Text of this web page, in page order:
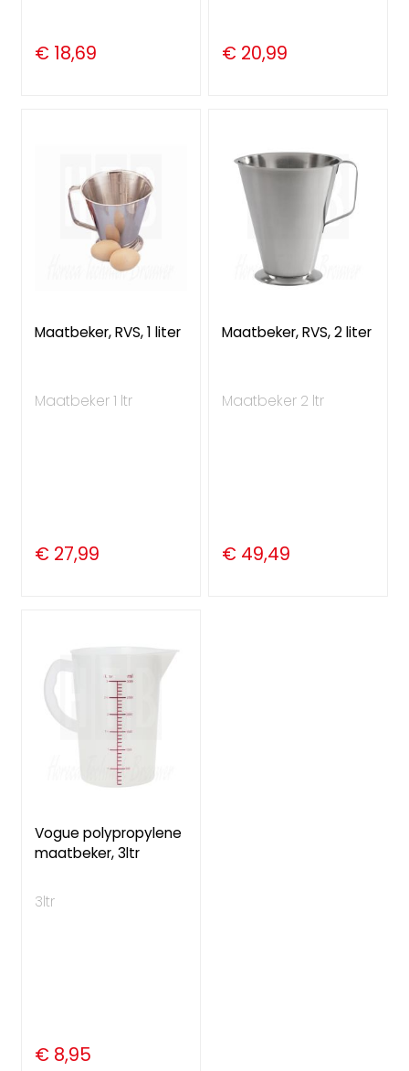
€ 18,69 € 20,99
Maatbeker, RVS, 1 liter
Maatbeker 1 ltr
€ 27,99
Maatbeker, RVS, 2 liter
Maatbeker 2 ltr
€ 49,49
Vogue polypropylene
maatbeker, 3ltr
3ltr
€ 8,95